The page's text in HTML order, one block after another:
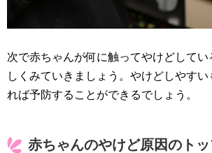
次で赤ちゃんが何に触ってやけどして
しくみていきましょう。やけどしやす
れば予防することができるでしょう。
赤ちゃんのやけど原因のト